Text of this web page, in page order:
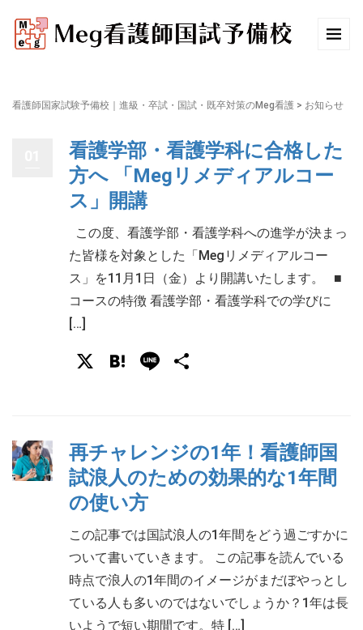
看護師国家試験予備校｜進級・卒試・国試・既卒対策のMeg看護 > お知らせ
看護学部・看護学科に合格した
方へ 「Megリメディアルコー
ス」開講
この度、看護学部・看護学科への進学が決まっ
た皆様を対象とした「Megリメディアルコー
ス」を11月1日（金）より開講いたします。 ■
コースの特徴 看護学部・看護学科での学びに
[…]
X Hatena
Line
再チャレンジの1年！看護師国
試浪人のための効果的な1年間
の使い方
この記事では国試浪人の1年間をどう過ごすかに
ついて書いていきます。 この記事を読んでいる
時点で浪人の1年間のイメージがまだぼやっとし
ている人も多いのではないでしょうか？1年は長
いようで短い期間です。特 […]